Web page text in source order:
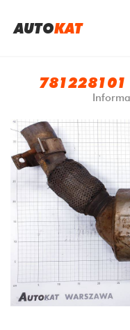
AUTOKAT